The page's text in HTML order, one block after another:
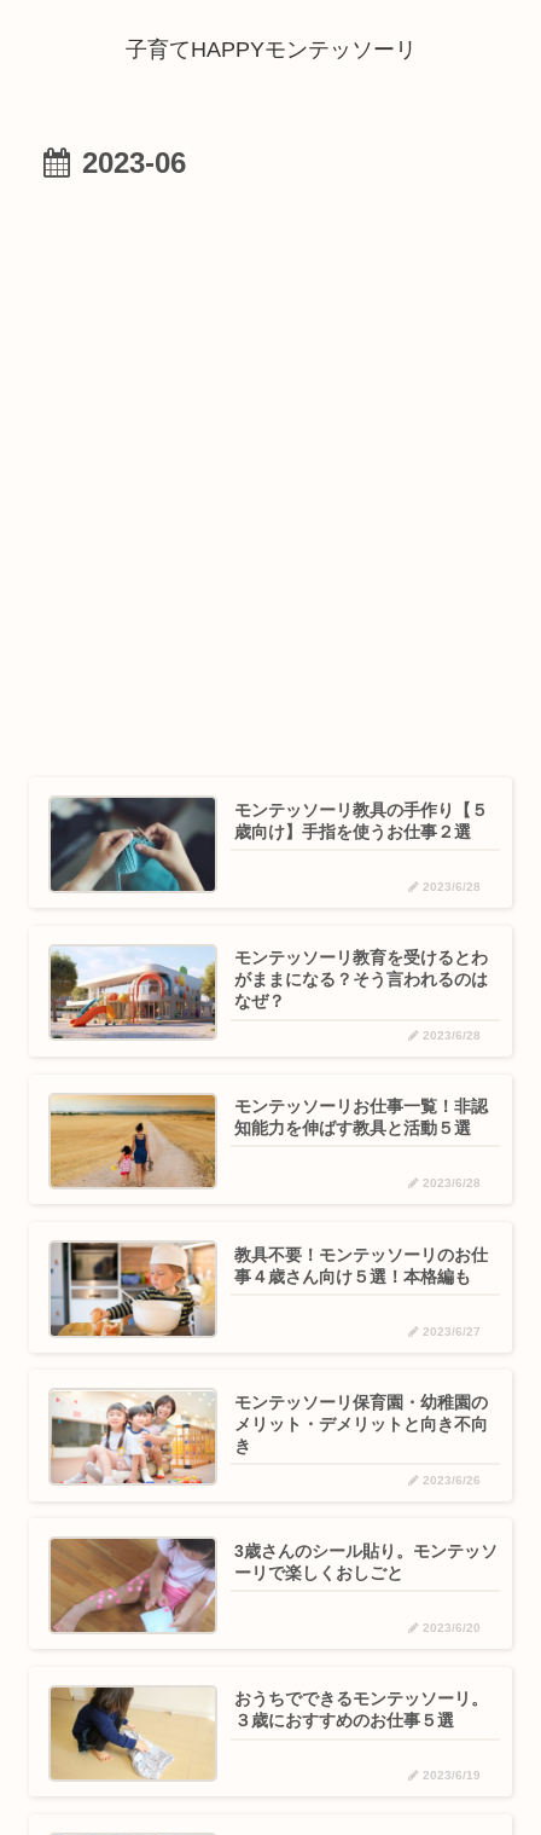
子育てHAPPYモンテッソーリ
2023-06
モンテッソーリ教具の手作り【５
歳向け】手指を使うお仕事２選
2023/6/28
モンテッソーリ教育を受けるとわ
がままになる？そう言われるのは
なぜ？
2023/6/28
モンテッソーリお仕事一覧！非認
知能力を伸ばす教具と活動５選
2023/6/28
教具不要！モンテッソーリのお仕
事４歳さん向け５選！本格編も
2023/6/27
モンテッソーリ保育園・幼稚園の
メリット・デメリットと向き不向
き
2023/6/26
3歳さんのシール貼り。モンテッソ
ーリで楽しくおしごと
2023/6/20
おうちでできるモンテッソーリ。
３歳におすすめのお仕事５選
2023/6/19